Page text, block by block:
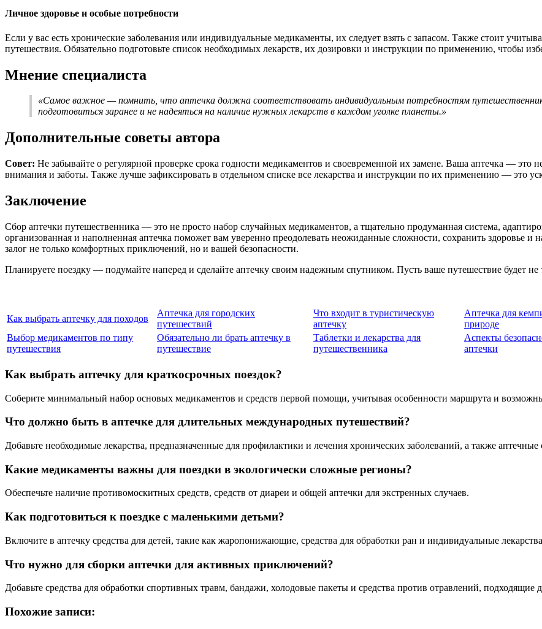
Личное здоровье и особые потребности
Если у вас есть хронические заболевания или индивидуальные медикаменты, их следует взять с запасом. Также стоит
путешествия. Обязательно подготовьте список необходимых лекарств, их дозировки и инструкции по применению, чтобы
Мнение специалиста
«Самое важное — помнить, что аптечка должна соответствовать индивидуальным потребностям
подготовиться заранее и не надеяться на наличие нужных лекарств в каждом уголке планеты.»
Дополнительные советы автора
Совет: Не забывайте о регулярной проверке срока годности медикаментов и своевременной их замене. Ваша аптечка — это
внимания и заботы. Также лучше зафиксировать в отдельном списке все лекарства и инструкции по их применению — это
Заключение
Сбор аптечки путешественника — это не просто набор случайных медикаментов, а тщательно продуманная система,
организованная и наполненная аптечка поможет вам уверенно преодолевать неожиданные сложности, сохранить здоровье
залог не только комфортных приключений, но и вашей безопасности.
Планируете поездку — подумайте наперед и сделайте аптечку своим надежным спутником. Пусть ваше путешествие будет
Как выбрать аптечку для походов
Аптечка для городских
путешествий
Что входит в туристическую
аптечку
Аптечка для
природе
Выбор медикаментов по типу
путешествия
Обязательно ли брать аптечку в
путешествие
Таблетки и лекарства для
путешественника
Аспекты
аптечки
Как выбрать аптечку для краткосрочных поездок?
Соберите минимальный набор основых медикаментов и средств первой помощи, учитывая особенности маршрута и
Что должно быть в аптечке для длительных международных путешествий?
Добавьте необходимые лекарства, предназначенные для профилактики и лечения хронических заболеваний, а также аптечные
Какие медикаменты важны для поездки в экологически сложные регионы?
Обеспечьте наличие противомоскитных средств, средств от диареи и общей аптечки для экстренных случаев.
Как подготовиться к поездке с маленькими детьми?
Включите в аптечку средства для детей, такие как жаропонижающие, средства для обработки ран и индивидуальные
Что нужно для сборки аптечки для активных приключений?
Добавьте средства для обработки спортивных травм, бандажи, холодовые пакеты и средства против отравлений, подходящие
Похожие записи: